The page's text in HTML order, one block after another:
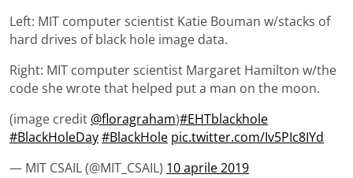
Left: MIT computer scientist Katie Bouman w/stacks of
hard drives of black hole image data.
Right: MIT computer scientist Margaret Hamilton w/the
code she wrote that helped put a man on the moon.
(image credit @floragraham)#EHTblackhole
#BlackHoleDay#BlackHole pic.twitter.com/Iv5PIc8IYd
— MIT CSAIL (@MIT_CSAIL) 10 aprile 2019